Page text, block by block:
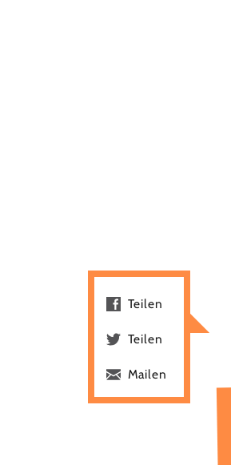
Teilen
Teilen
Mailen